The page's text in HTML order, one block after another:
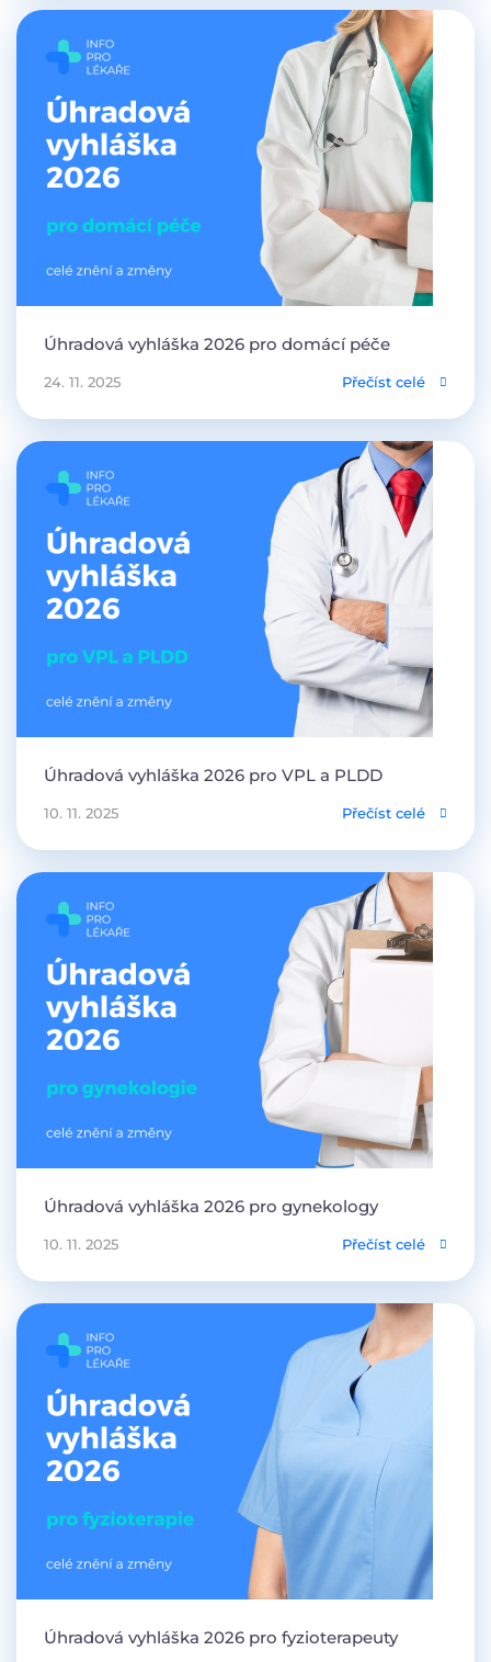
Úhradová vyhláška 2026 pro domácí péče
24. 11. 2025 Přečíst celé
Úhradová vyhláška 2026 pro VPL a PLDD
10. 11. 2025 Přečíst celé
Úhradová vyhláška 2026 pro gynekology
10. 11. 2025 Přečíst celé
Úhradová vyhláška 2026 pro fyzioterapeuty